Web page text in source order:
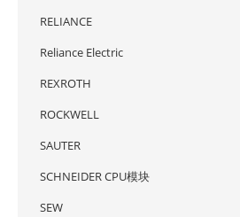
RELIANCE
Reliance Electric
REXROTH
ROCKWELL
SAUTER
SCHNEIDER CPU模块
SEW